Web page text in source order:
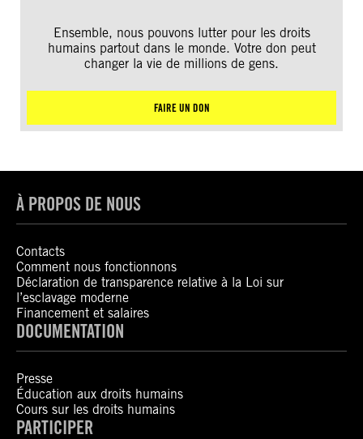
Ensemble, nous pouvons lutter pour les droits
humains partout dans le monde. Votre don peut
changer la vie de millions de gens.
FAIRE UN DON
À PROPOS DE NOUS
Contacts
Comment nous fonctionnons
Déclaration de transparence relative à la Loi sur
l’esclavage moderne
Financement et salaires
DOCUMENTATION
Presse
Éducation aux droits humains
Cours sur les droits humains
PARTICIPER